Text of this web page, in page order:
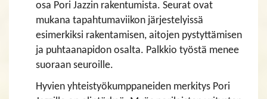
osa Pori Jazzin rakentumista. Seurat ovat
mukana tapahtumaviikon järjestelyissä
esimerkiksi rakentamisen, aitojen pystyttämisen
ja puhtaanapidon osalta. Palkkio työstä menee
suoraan seuroille.
Hyvien yhteistyökumppaneiden merkitys Pori